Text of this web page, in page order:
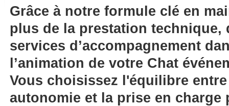
Grâce à notre formule clé en
plus de la prestation technique,
services d’accompagnement
l’animation de votre Chat
Vous choisissez l'équilibre
autonomie et la prise en charge